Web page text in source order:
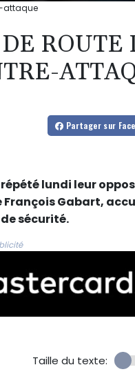
attaque
ROUTE
Partager sur
lundi leur
François Gabart,
sécurité.
Taille du texte: